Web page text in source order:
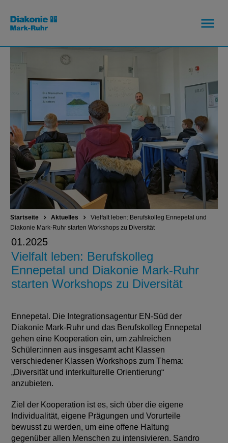
Startseite Aktuelles
Vielfalt leben: Berufskolleg Ennepetal und
Diakonie Mark-Ruhr starten Workshops zu Diversität
01.2025
Vielfalt leben: Berufskolleg
Ennepetal und Diakonie Mark-Ruhr
starten Workshops zu Diversität
Ennepetal. Die Integrationsagentur EN-Süd der
Diakonie Mark-Ruhr und das Berufskolleg Ennepetal
gehen eine Kooperation ein, um zahlreichen
Schüler:innen aus insgesamt acht Klassen
verschiedener Klassen Workshops zum Thema:
„Diversität und interkulturelle Orientierung“
anzubieten.
Ziel der Kooperation ist es, sich über die eigene
Individualität, eigene Prägungen und Vorurteile
bewusst zu werden, um eine offene Haltung
gegenüber allen Menschen zu intensivieren. Sandro